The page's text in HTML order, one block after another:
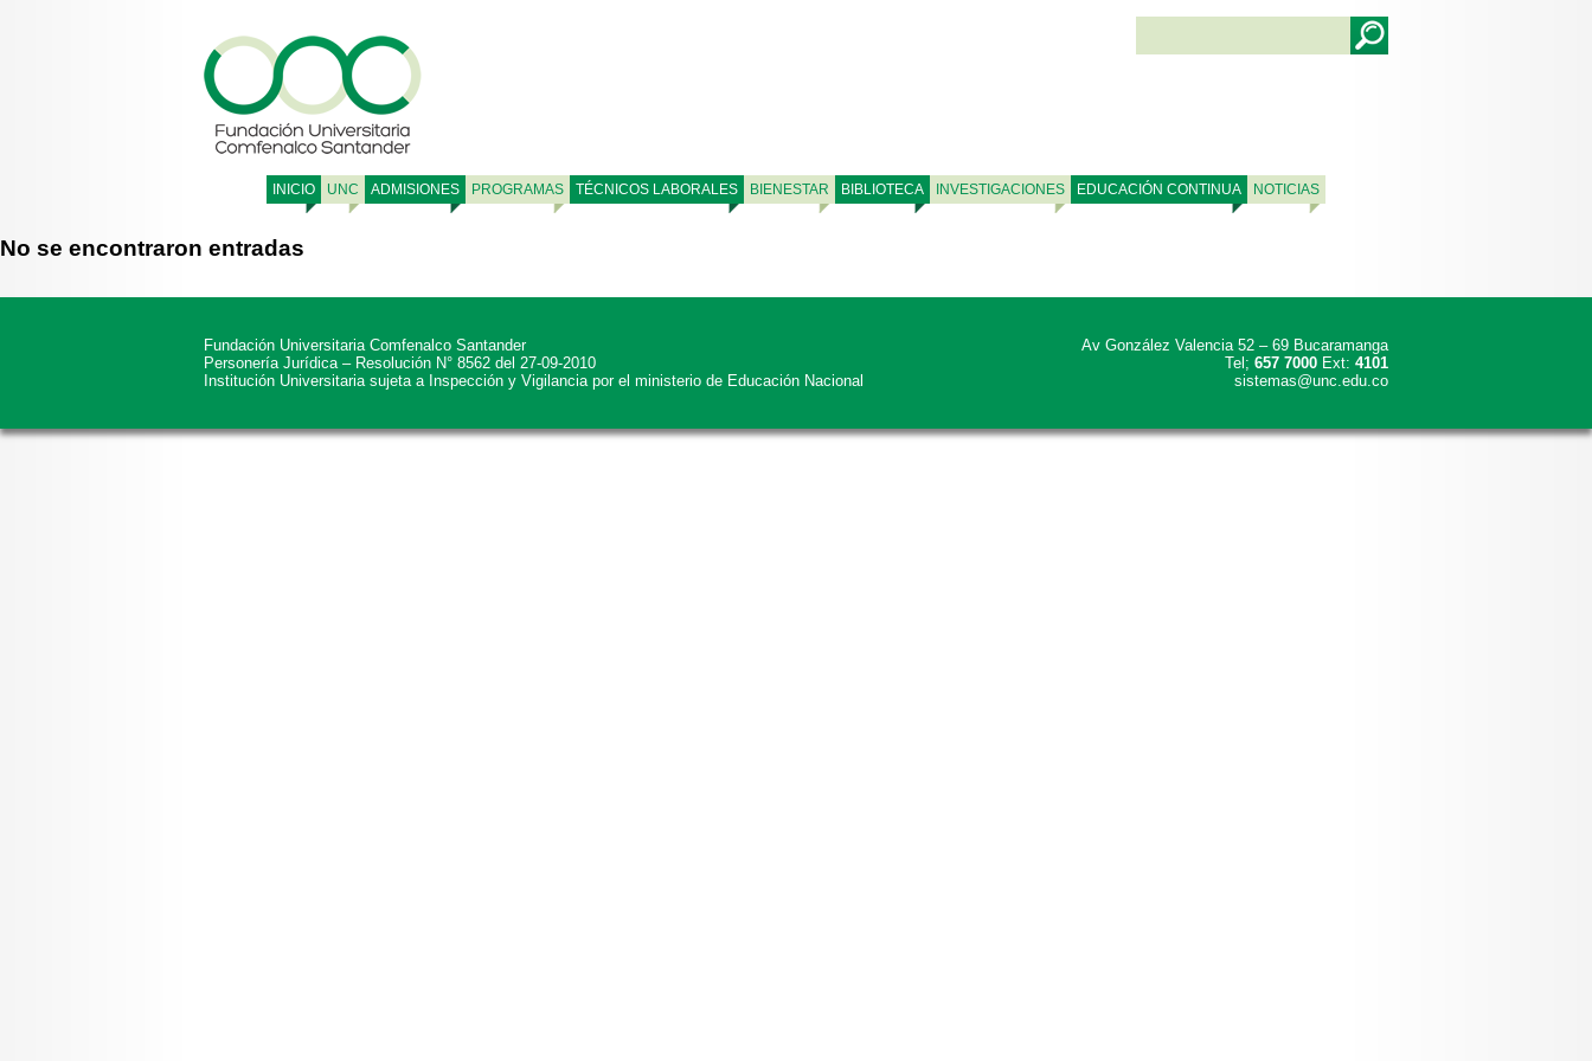
INICIO UNC ADMISIONES PROGRAMAS TÉCNICOS LABORALES BIENESTAR BIBLIOTECA INVESTIGACIONES EDUCACIÓN CONTINUA NOTICIAS
No se encontraron entradas
Fundación Universitaria Comfenalco Santander
Personería Jurídica – Resolución N° 8562 del 27-09-2010
Institución Universitaria sujeta a Inspección y Vigilancia por el ministerio de Educación Nacional
Av González Valencia 52 – 69 Bucaramanga
Tel; 657 7000 Ext: 4101
sistemas@unc.edu.co